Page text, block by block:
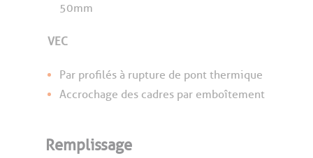
50mm
VEC
Par profilés à rupture de pont thermique
Accrochage des cadres par emboîtement
Remplissage